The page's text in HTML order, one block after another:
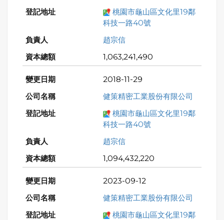
桃園市龜山區文化里19鄰
科技一路40號
趙宗信
1,063,241,490
2018-11-29
健策精密工業股份有限公司
桃園市龜山區文化里19鄰
科技一路40號
趙宗信
1,094,432,220
2023-09-12
健策精密工業股份有限公司
桃園市龜山區文化里19鄰